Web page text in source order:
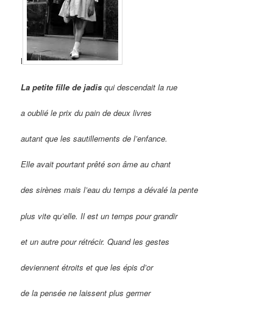
l
La petite fille de jadisqui descendait la rue
a oublié le prix du pain de deux livres
autant que les sautillements de l’enfance.
Elle avait pourtant prêté son âme au chant
des sirènes mais l’eau du temps a dévalé la pente
plus vite qu’elle. Il est un temps pour grandir
et un autre pour rétrécir. Quand les gestes
deviennent étroits et que les épis d’or
de la pensée ne laissent plus germer